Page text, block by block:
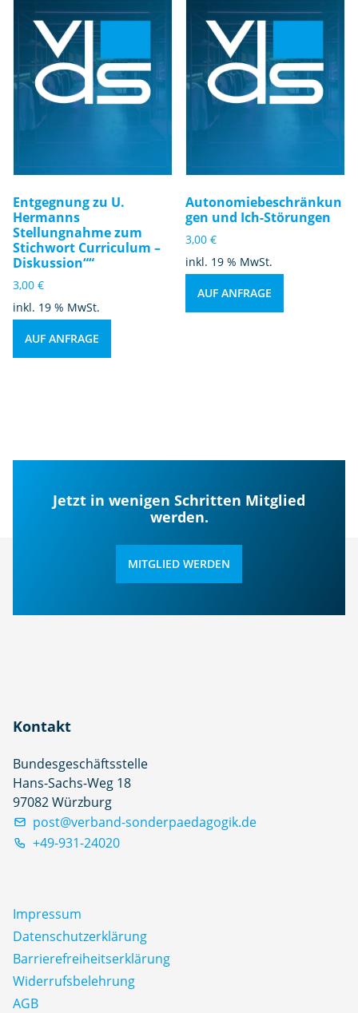
Entgegnung zu U.
Hermanns
Stellungnahme zum
Stichwort Curriculum –
Diskussion““
3,00 €
inkl. 19 % MwSt.
AUF ANFRAGE
Autonomiebeschränkun
gen und Ich-Störungen
3,00€
inkl. 19 % MwSt.
AUF ANFRAGE
Jetzt in wenigen Schritten Mitglied
werden.
MITGLIED WERDEN
Kontakt
Bundesgeschäftsstelle
Hans-Sachs-Weg 18
97082 Würzburg
post@verband-sonderpaedagogik.de
+49-931-24020
Impressum
Datenschutz­erklärung
Barrierefreiheitserklärung
Widerrufsbelehrung
AGB